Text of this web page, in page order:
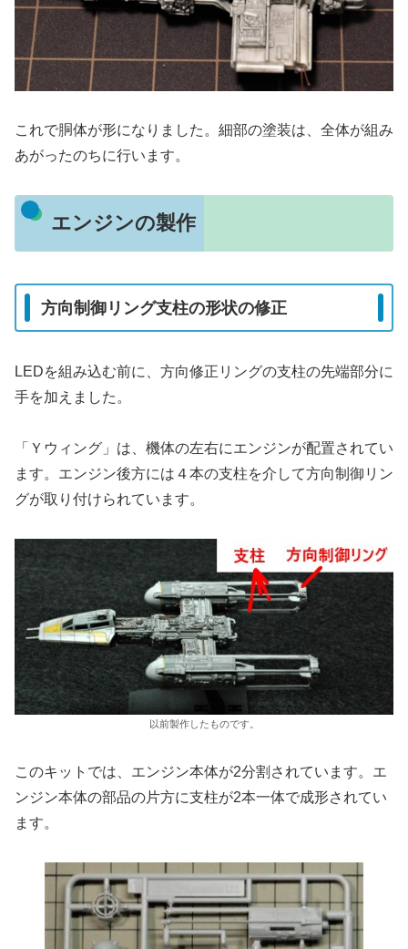
これで胴体が形になりました。細部の塗装は、全体が組み
あがったのちに行います。
エンジンの製作
方向制御リング支柱の形状の修正
LEDを組み込む前に、方向修正リングの支柱の先端部分に
手を加えました。
「Ｙウィング」は、機体の左右にエンジンが配置されてい
ます。エンジン後方には４本の支柱を介して方向制御リン
グが取り付けられています。
以前製作したものです。
このキットでは、エンジン本体が2分割されています。エ
ンジン本体の部品の片方に支柱が2本一体で成形されてい
ます。